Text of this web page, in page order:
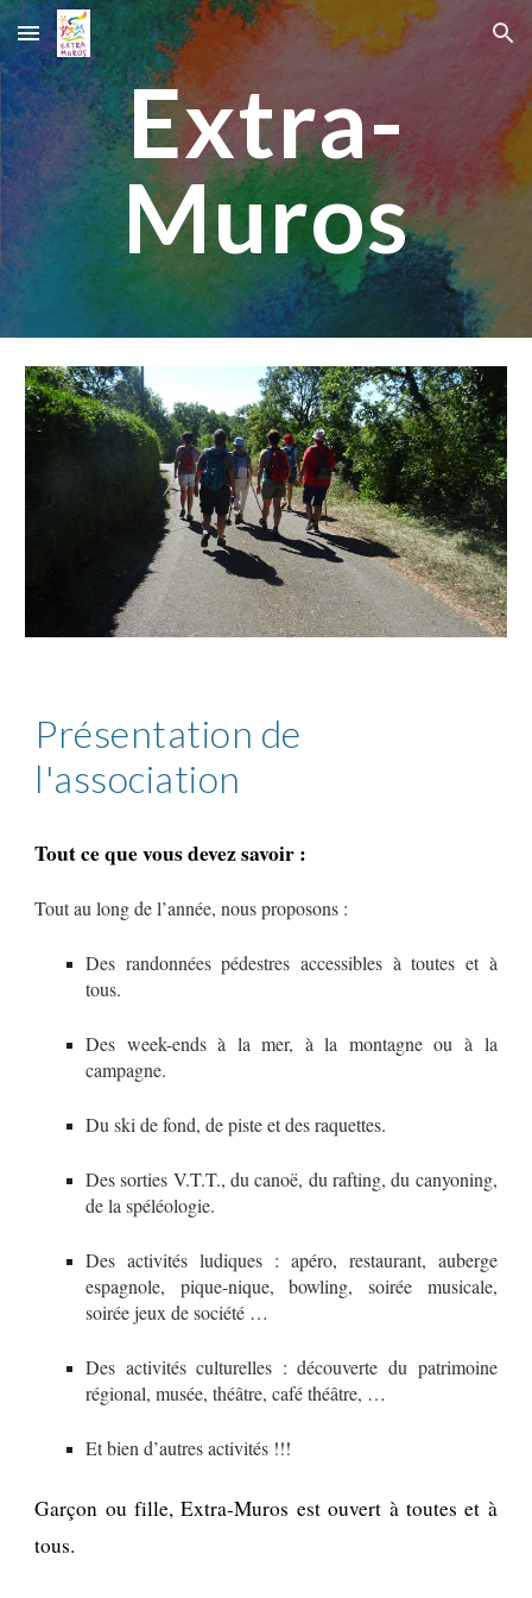
Skip to main content Skip to navigation
Extra-
Muros
Présentation de
l'association
Tout ce que vous devez savoir :
Tout au long de l’année, nous proposons :
Des randonnées pédestres accessibles à toutes et à
tous.
Des week-ends à la mer, à la montagne ou à la
campagne.
Du ski de fond, de piste et des raquettes.
Des sorties V.T.T., du canoë, du rafting, du canyoning,
de la spéléologie.
Des activités ludiques : apéro, restaurant, auberge
espagnole, pique-nique, bowling, soirée musicale,
soirée jeux de société …
Des activités culturelles : découverte du patrimoine
régional, musée, théâtre, café théâtre, …
Et bien d’autres activités !!!
Garçon ou fille, Extra-Muros est ouvert à toutes et à
tous.